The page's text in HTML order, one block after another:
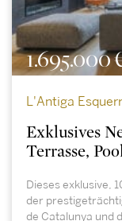
1.695.000
L'Antiga
Exklusives
Terrasse,
Dieses exklusive,
der
de Catalunya und